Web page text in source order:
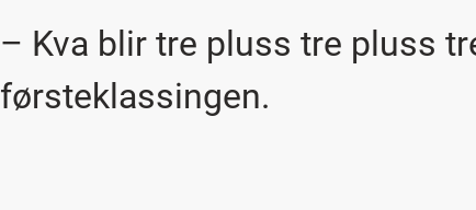
– Kva blir tre pluss tre pluss
førsteklassingen.